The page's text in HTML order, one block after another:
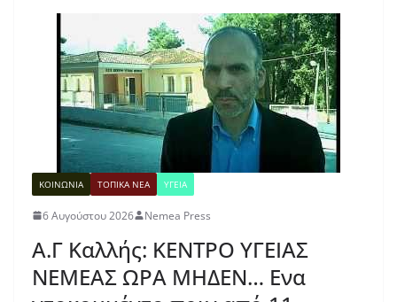
ΚΟΙΝΩΝΙΑ ΤΟΠΙΚΑ ΝΕΑ ΥΓΕΙΑ
6 Αυγούστου 2026 Nemea Press
Α.Γ Καλλής: ΚΕΝΤΡΟ ΥΓΕΙΑΣ
ΝΕΜΕΑΣ ΩΡΑ ΜΗΔΕΝ… Ενα